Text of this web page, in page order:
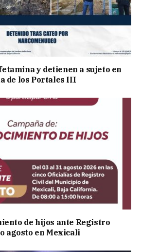
y detienen a sujeto en
de los Portales III
de hijos ante Registro
agosto en Mexicali